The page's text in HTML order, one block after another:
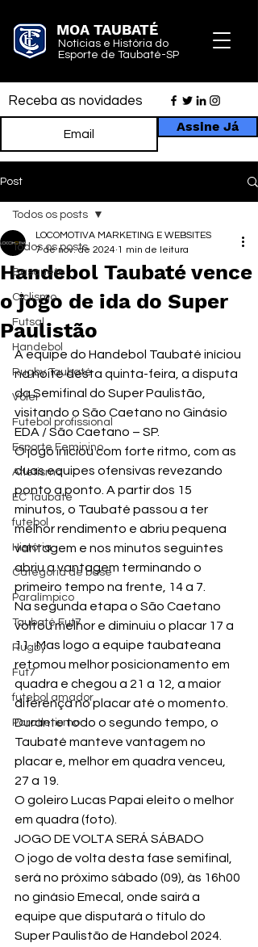
MOA TAUBATÉ
Notícias e História do
Esporte de Taubaté-SP
Receba as novidades
Assine Já
Post
Todos os posts
Basquete
Ciclismo
Futsal
Handebol
Rugby Taubaté
Vôlei
Futebol profissional
Esporte Feminino
Atletismo
EC Taubaté
futebol
História
Categoria de base
Paralímpico
Taubaté Fut7
Rugby
Fut7
futebol amador
Paratletismo
Todos os posts
Handebol Taubaté vence
o jogo de ida do Super
Paulistão
LOCOMOTIVA MARKETING E WEBSITES
7 de nov. de 2024 1 min de leitura
A equipe do Handebol Taubaté iníciou
na noite desta quinta-feira, a disputa
da Semifinal do Super Paulistão,
visitando o São Caetano no Ginásio
EDA / São Caetano – SP.
O jogo iniciou com forte ritmo, com as
duas equipes ofensivas revezando
ponto a ponto. A partir dos 15
minutos, o Taubaté passou a ter
melhor rendimento e abriu pequena
vantagem e nos minutos seguintes
abriu a vantagem terminando o
primeiro tempo na frente, 14 a 7.
Na segunda etapa o São Caetano
voltou melhor e diminuiu o placar 17 a
11.  Mas logo a equipe taubateana
retomou melhor posicionamento em
quadra e chegou a 21 a 12, a maior
diferença no placar até o momento.
Durante todo o segundo tempo, o
Taubaté manteve vantagem no
placar e, melhor em quadra venceu,
27 a 19.
O goleiro Lucas Papai eleito o melhor
em quadra (foto).
JOGO DE VOLTA SERÁ SÁBADO
O jogo de volta desta fase semifinal,
será no próximo sábado (09), às 16h00
no ginásio Emecal, onde sairá a
equipe que disputará o título do
Super Paulistão de Handebol 2024.